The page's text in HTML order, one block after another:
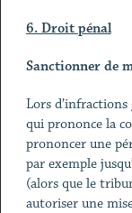
6. Droit pénal
Sanctionner de
Lors d’infractions
qui prononce la
prononcer une
par exemple
(alors que le
autoriser une